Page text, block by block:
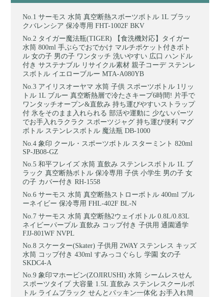
サーモス 水筒 真空断熱スポーツボトル 1L ブラッ
クバレンシア 保冷専用 FHT-1002F BKV
タイガー魔法瓶(TIGER) 【食洗機対応】タイガー
水筒 800ml 手ぶらでおでかけ マルチポケット付きボト
ル 女の子 男の子 ワンタッチ 洗いやすい 広口 ハンドル
付き サステナブル リサイクル素材 親子コーデ ステンレ
スボトル イエローブルー MTA-A080YB
アイリスオーヤマ 水筒 子供 スポーツボトル 1リッ
トル 1L ブルー 真空断熱層で冷たさキープ6時間! 片手で
ワンタッチオープン&直飲み 持ち運びやすいストラップ
付 氷をそのまま入れられる 部活や運動に 少ないパーツ
でお手入れラクラク スポーツジャグ 持ち運び便利 マグ
ボトル ステンレスボトル 魔法瓶 DB-1000
象印 クール・スポーツボトル スターミント 820ml
SP-JB08-GZ
和平フレイズ 水筒 直飲み ステンレスボトル 1L ブ
ラック 真空断熱ボトル 保冷専用 子供 小学生 男の子 女
の子 カバー付き RH-1558
サーモス 水筒 真空断熱ストローボトル 400ml ブル
ーネイビー 保冷専用 FHL-402F BL-N
サーモス 水筒 真空断熱2ウェイボトル 0.8L/0.83L
ネイビーパープル 直飲み コップ付き 子供用 通園通学
FJJ-801WF NVPL
スケーター(Skater) 子供用 2WAY ステンレス キッズ
水筒 コップ付き 430ml すみっコぐらし 学園 女の子
SKDC4-A
象印マホービン(ZOJIRUSHI) 水筒 シームレスせん
スポーツタイプ 大容量 1.5L 直飲み ステンレスクールボ
トル ライムブラック せんとパッキン一体化 お手入れ簡